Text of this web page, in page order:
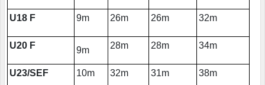
U18 F 9m 26m 26m 32m
U20 F 9m 28m 28m 34m
U23/SEF 10m 32m 31m 38m